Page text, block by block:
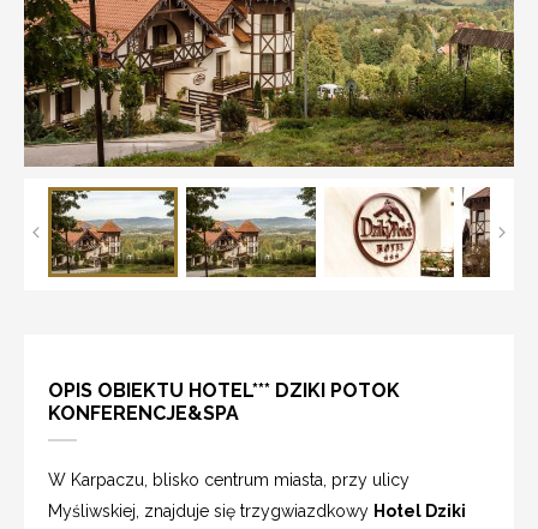
OPIS OBIEKTU HOTEL*** DZIKI POTOK
KONFERENCJE&SPA
W Karpaczu, blisko centrum miasta, przy ulicy
Myśliwskiej, znajduje się trzygwiazdkowy Hotel Dziki